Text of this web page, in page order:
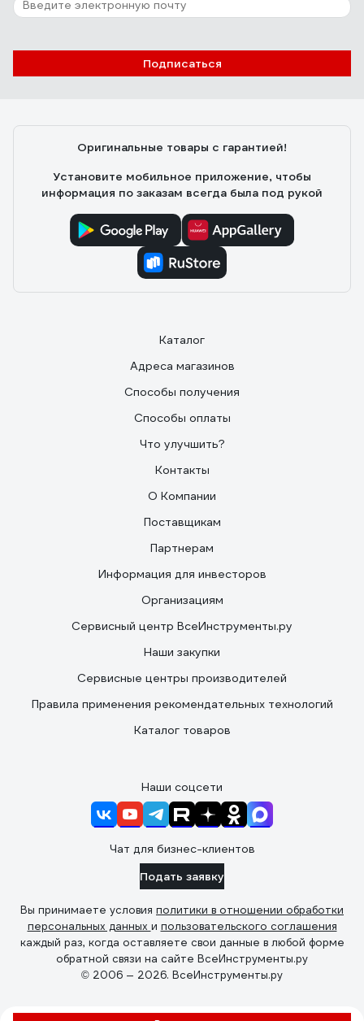
Подписаться
Оригинальные товары с гарантией!
Установите мобильное приложение, чтобы
информация по заказам всегда была под рукой
Каталог
Адреса магазинов
Способы получения
Способы оплаты
Что улучшить?
Контакты
О Компании
Поставщикам
Партнерам
Информация для инвесторов
Организациям
Сервисный центр ВсеИнструменты.ру
Наши закупки
Сервисные центры производителей
Правила применения рекомендательных технологий
Каталог товаров
Наши соцсети
Чат для бизнес-клиентов
Подать заявку
Вы принимаете условия политики в отношении обработки
персональных данных и пользовательского соглашения
каждый раз, когда оставляете свои данные в любой форме
обратной связи на сайте ВсеИнструменты.ру
© 2006 — 2026. ВсеИнструменты.ру